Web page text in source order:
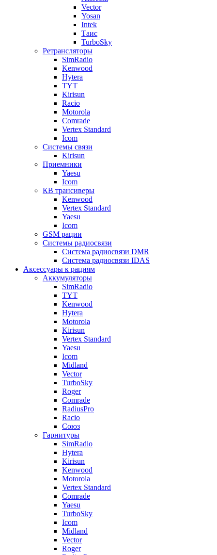
Vector
Yosan
Intek
Таис
TurboSky
Ретрансляторы
SimRadio
Kenwood
Hytera
TYT
Kirisun
Racio
Motorola
Comrade
Vertex Standard
Icom
Системы связи
Kirisun
Приемники
Yaesu
Icom
КВ трансиверы
Kenwood
Vertex Standard
Yaesu
Icom
GSM рации
Системы радиосвязи
Система радиосвязи DMR
Система радиосвязи IDAS
Аксессуары к рациям
Аккумуляторы
SimRadio
TYT
Kenwood
Hytera
Motorola
Kirisun
Vertex Standard
Yaesu
Icom
Midland
Vector
TurboSky
Roger
Comrade
RadiusPro
Racio
Союз
Гарнитуры
SimRadio
Hytera
Kirisun
Kenwood
Motorola
Vertex Standard
Comrade
Yaesu
TurboSky
Icom
Midland
Vector
Roger